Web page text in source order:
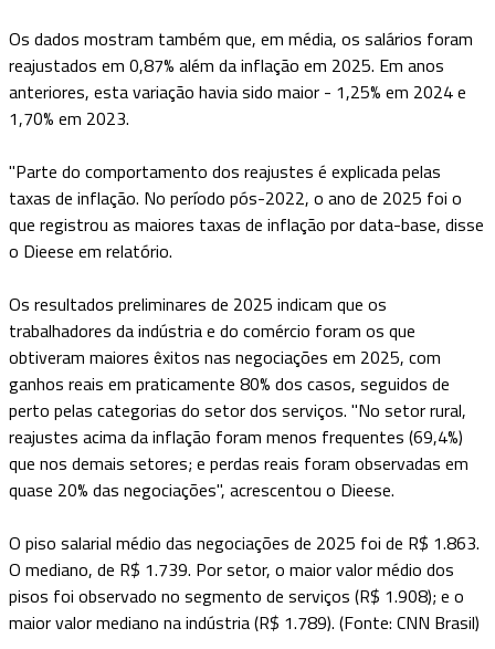
Os dados mostram também que, em média, os salários foram
reajustados em 0,87% além da inflação em 2025. Em anos
anteriores, esta variação havia sido maior - 1,25% em 2024 e
1,70% em 2023.
"Parte do comportamento dos reajustes é explicada pelas
taxas de inflação. No período pós-2022, o ano de 2025 foi o
que registrou as maiores taxas de inflação por data-base, disse
o Dieese em relatório.
Os resultados preliminares de 2025 indicam que os
trabalhadores da indústria e do comércio foram os que
obtiveram maiores êxitos nas negociações em 2025, com
ganhos reais em praticamente 80% dos casos, seguidos de
perto pelas categorias do setor dos serviços. "No setor rural,
reajustes acima da inflação foram menos frequentes (69,4%)
que nos demais setores; e perdas reais foram observadas em
quase 20% das negociações", acrescentou o Dieese.
O piso salarial médio das negociações de 2025 foi de R$ 1.863.
O mediano, de R$ 1.739. Por setor, o maior valor médio dos
pisos foi observado no segmento de serviços (R$ 1.908); e o
maior valor mediano na indústria (R$ 1.789). (Fonte: CNN Brasil)